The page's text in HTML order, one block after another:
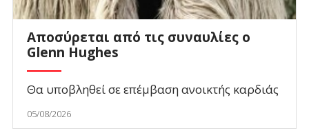
Αποσύρεται από τις συναυλίες ο
Glenn Hughes
Θα υποβληθεί σε επέμβαση ανοικτής καρδιάς
05/08/2026